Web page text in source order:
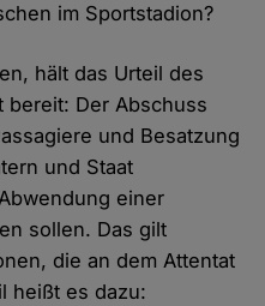
im Sportstadion?
hält das Urteil des
bereit: Der Abschuss
und Besatzung
und Staat
einer
sollen. Das gilt
die an dem Attentat
heißt es dazu: